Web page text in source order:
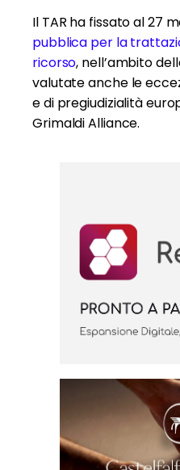
Il TAR ha fissato al 27
pubblica per la
ricorso, nell’ambito
valutate anche le
e di pregiudizialità
Grimaldi Alliance.